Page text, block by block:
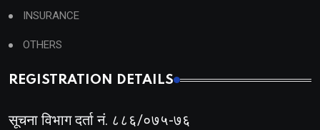
INSURANCE
OTHERS
REGISTRATION DETAILS
सूचना विभाग दर्ता नं. ८८६/०७५-७६